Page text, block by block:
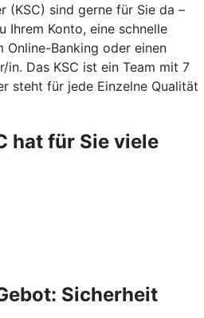
(KSC) sind gerne für Sie da –
Ihrem Konto, eine schnelle
Online-Banking oder einen
in. Das KSC ist ein Team mit 7
steht für jede Einzelne Qualität
hat für Sie viele
Sicherheit